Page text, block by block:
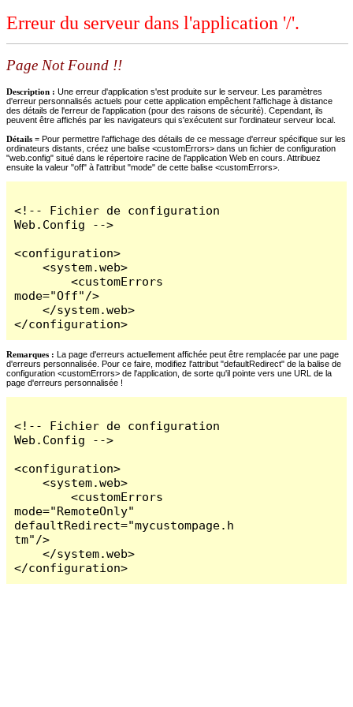
Erreur du serveur dans l'application '/'.
Page Not Found !!
Description : Une erreur d'application s'est produite sur le serveur. Les paramètres
d'erreur personnalisés actuels pour cette application empêchent l'affichage à distance
des détails de l'erreur de l'application (pour des raisons de sécurité). Cependant, ils
peuvent être affichés par les navigateurs qui s'exécutent sur l'ordinateur serveur local.
Détails = Pour permettre l'affichage des détails de ce message d'erreur spécifique sur les
ordinateurs distants, créez une balise <customErrors> dans un fichier de configuration
"web.config" situé dans le répertoire racine de l'application Web en cours. Attribuez
ensuite la valeur "off" à l'attribut "mode" de cette balise <customErrors>.
<!-- Fichier de configuration
Web.Config -->
<configuration>
    <system.web>
        <customErrors
mode="Off"/>
    </system.web>
</configuration>
Remarques : La page d'erreurs actuellement affichée peut être remplacée par une page
d'erreurs personnalisée. Pour ce faire, modifiez l'attribut "defaultRedirect" de la balise de
configuration <customErrors> de l'application, de sorte qu'il pointe vers une URL de la
page d'erreurs personnalisée !
<!-- Fichier de configuration
Web.Config -->
<configuration>
    <system.web>
        <customErrors
mode="RemoteOnly"
defaultRedirect="mycustompage.h
tm"/>
    </system.web>
</configuration>